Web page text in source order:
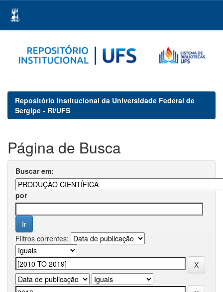
navigation
Repositório Institucional da Universidade Federal de
Sergipe - RI/UFS
Página de Busca
Buscar em:
por
Filtros correntes: